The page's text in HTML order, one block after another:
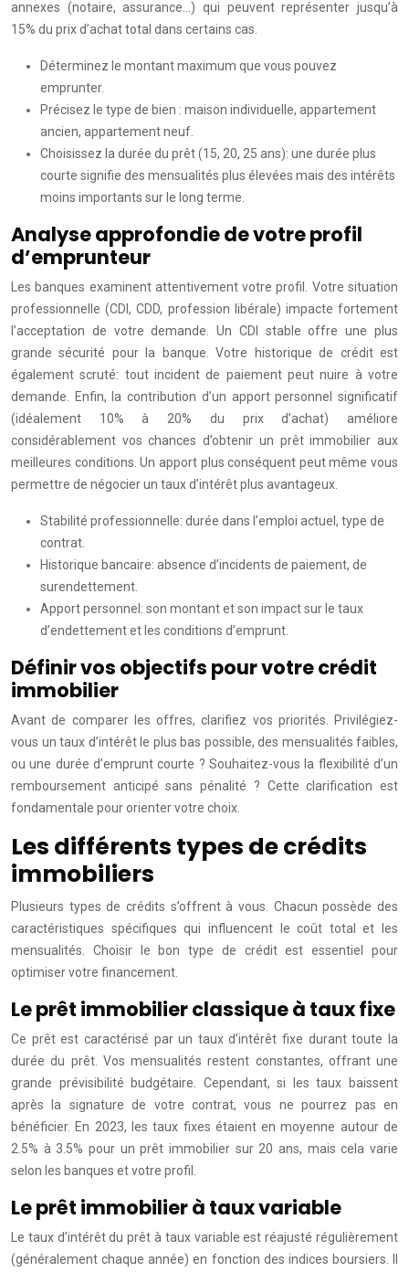
annexes (notaire, assurance…) qui peuvent représenter jusqu’à
15% du prix d’achat total dans certains cas.
Déterminez le montant maximum que vous pouvez
emprunter.
Précisez le type de bien : maison individuelle, appartement
ancien, appartement neuf.
Choisissez la durée du prêt (15, 20, 25 ans): une durée plus
courte signifie des mensualités plus élevées mais des intérêts
moins importants sur le long terme.
Analyse approfondie de votre profil
d’emprunteur
Les banques examinent attentivement votre profil. Votre situation
professionnelle (CDI, CDD, profession libérale) impacte fortement
l’acceptation de votre demande. Un CDI stable offre une plus
grande sécurité pour la banque. Votre historique de crédit est
également scruté: tout incident de paiement peut nuire à votre
demande. Enfin, la contribution d’un apport personnel significatif
(idéalement 10% à 20% du prix d’achat) améliore
considérablement vos chances d’obtenir un prêt immobilier aux
meilleures conditions. Un apport plus conséquent peut même vous
permettre de négocier un taux d’intérêt plus avantageux.
Stabilité professionnelle: durée dans l’emploi actuel, type de
contrat.
Historique bancaire: absence d’incidents de paiement, de
surendettement.
Apport personnel: son montant et son impact sur le taux
d’endettement et les conditions d’emprunt.
Définir vos objectifs pour votre crédit
immobilier
Avant de comparer les offres, clarifiez vos priorités. Privilégiez-
vous un taux d’intérêt le plus bas possible, des mensualités faibles,
ou une durée d’emprunt courte ? Souhaitez-vous la flexibilité d’un
remboursement anticipé sans pénalité ? Cette clarification est
fondamentale pour orienter votre choix.
Les différents types de crédits
immobiliers
Plusieurs types de crédits s’offrent à vous. Chacun possède des
caractéristiques spécifiques qui influencent le coût total et les
mensualités. Choisir le bon type de crédit est essentiel pour
optimiser votre financement.
Le prêt immobilier classique à taux fixe
Ce prêt est caractérisé par un taux d’intérêt fixe durant toute la
durée du prêt. Vos mensualités restent constantes, offrant une
grande prévisibilité budgétaire. Cependant, si les taux baissent
après la signature de votre contrat, vous ne pourrez pas en
bénéficier. En 2023, les taux fixes étaient en moyenne autour de
2.5% à 3.5% pour un prêt immobilier sur 20 ans, mais cela varie
selon les banques et votre profil.
Le prêt immobilier à taux variable
Le taux d’intérêt du prêt à taux variable est réajusté régulièrement
(généralement chaque année) en fonction des indices boursiers. Il